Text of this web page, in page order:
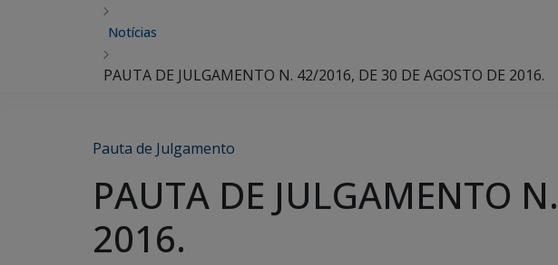
Notícias
PAUTA DE JULGAMENTO N. 42/2016, DE 30 DE AGOSTO DE 2016.
Pauta de Julgamento
PAUTA DE JULGAMENTO
2016.